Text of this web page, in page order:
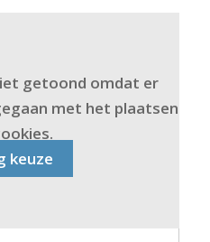
getoond omdat er
met het plaatsen
keuze